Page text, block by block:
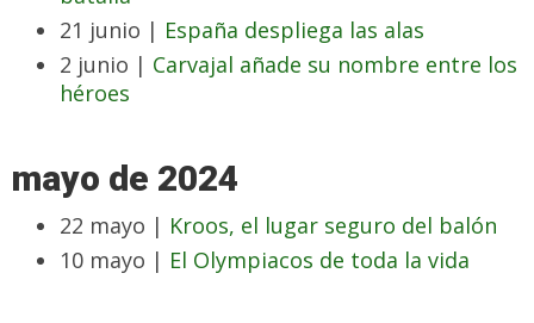
21 junio | España despliega las alas
2 junio | Carvajal añade su nombre entre los
héroes
mayo de 2024
22 mayo | Kroos, el lugar seguro del balón
10 mayo | El Olympiacos de toda la vida